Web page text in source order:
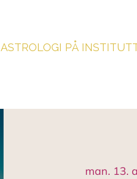
ASTROLOGI PÅ
man. 13.